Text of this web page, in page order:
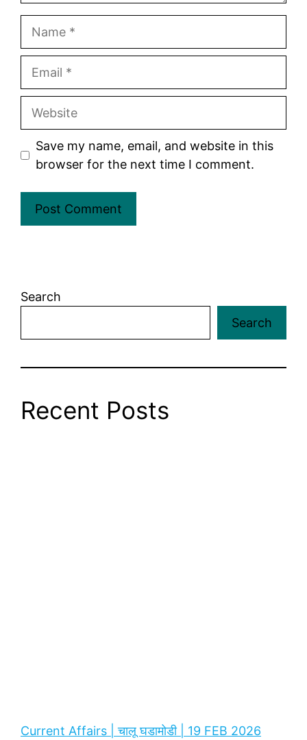
Name
Email
Website
Save my name, email, and website in this
browser for the next time I comment.
Search
Search
Recent Posts
Current Affairs | चालू घडामोडी | 19 FEB 2026